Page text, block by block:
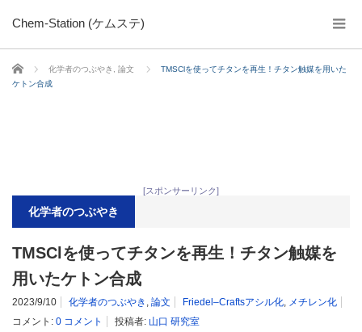
Chem-Station (ケムステ)
ホーム 化学者のつぶやき 論文
TMSClを使ってチタンを再生！チタン触媒を用いた
ケトン合成
[スポンサーリンク]
化学者のつぶやき
TMSClを使ってチタンを再生！チタン触媒を
用いたケトン合成
2023/9/10 化学者のつぶやき , 論文 Friedel–Craftsアシル化, メチレン化
コメント: 0 コメント 投稿者: 山口 研究室